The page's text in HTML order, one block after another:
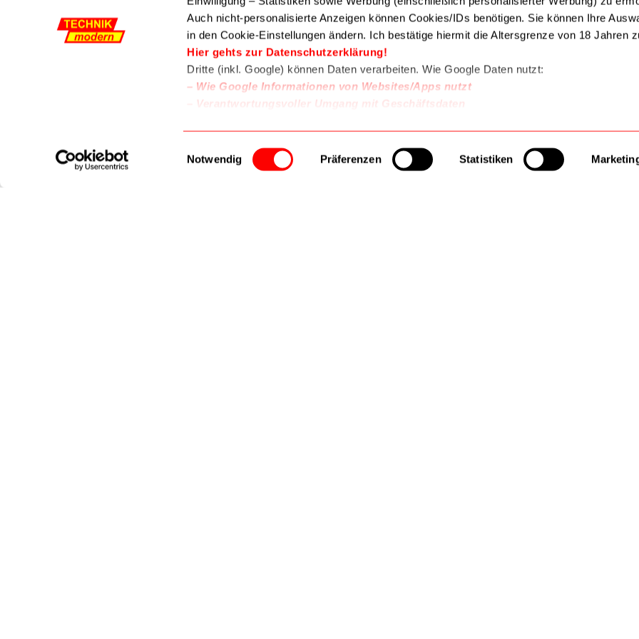
Auch nicht-personalisierte Anzeigen können Cookies/IDs benötigen. Sie können Ihre
in den Cookie-Einstellungen ändern. Ich bestätige hiermit die Altersgrenze von 18 Jahren
Hier gehts zur Datenschutzerklärung!
Dritte (inkl. Google) können Daten verarbeiten. Wie Google Daten nutzt:
– Wie Google Informationen von Websites/Apps nutzt
Verantwortungsvoller Umgang mit Geschäftsdaten
Einwilligungsauswahl
Notwendig Präferenzen Statistiken
Zur
Ringschlüssel
MikroSpeeder Gabel-
Ring 8-19mm
03023275
75,00 €
Zur
Wunschliste
Ringschlüssel
MikroSpeeder Gabel-
Ring 8-19mm
Umschalt 03023124
93,50 €
Zur
Ringschlüssel
Proxxon RING-
GABELSCHLÜSSEL-
SATZ Zoll 12tlg
50,58 €